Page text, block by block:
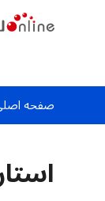
صفحه